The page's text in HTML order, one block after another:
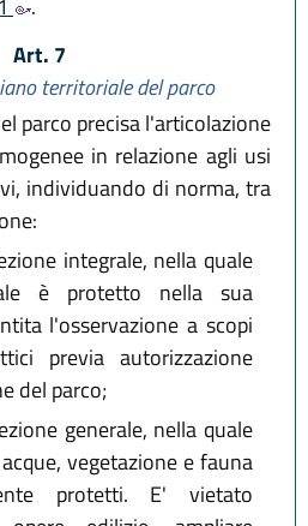
.
Art. 7
territoriale del parco
parco precisa l'articolazione
in relazione agli usi
individuando di norma, tra
integrale, nella quale
è protetto nella sua
l'osservazione a scopi
previa autorizzazione
del parco;
generale, nella quale
vegetazione e fauna
protetti. E' vietato